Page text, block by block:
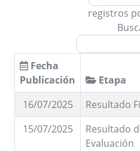
registros
Fecha
Publicación
Etapa
16/07/2025
Resultado
15/07/2025
Resultado
Evaluación